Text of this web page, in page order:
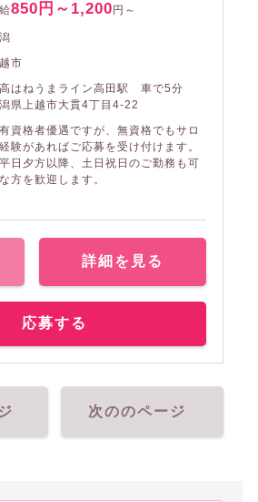
850円～1,200円～
市
はねうまライン高田駅 車で5分
県上越市大貫4丁目4-22
資格者優遇ですが、無資格でもサロ
験があればご応募を受け付けます。
日夕方以降、土日祝日のご勤務も可
方を歓迎します。
詳細を見る
応募する
次ののページ